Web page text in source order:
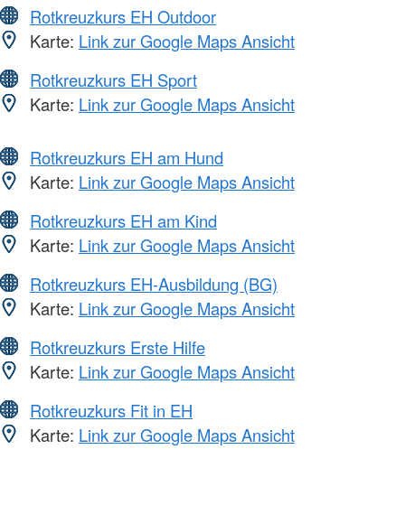
Rotkreuzkurs EH Outdoor
Karte: Link zur Google Maps Ansicht
Rotkreuzkurs EH Sport
Karte: Link zur Google Maps Ansicht
Rotkreuzkurs EH am Hund
Karte: Link zur Google Maps Ansicht
Rotkreuzkurs EH am Kind
Karte: Link zur Google Maps Ansicht
Rotkreuzkurs EH-Ausbildung (BG)
Karte: Link zur Google Maps Ansicht
Rotkreuzkurs Erste Hilfe
Karte: Link zur Google Maps Ansicht
Rotkreuzkurs Fit in EH
Karte: Link zur Google Maps Ansicht